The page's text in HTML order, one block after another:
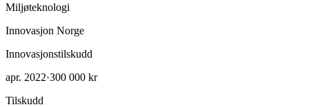
Miljøteknologi
Innovasjon Norge
Innovasjonstilskudd
apr. 2022·300 000 kr
Tilskudd